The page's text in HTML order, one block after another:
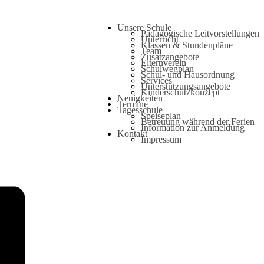
Unsere Schule
Pädagogische Leitvorstellungen
Unterricht
Klassen & Stundenpläne
Team
Zusatzangebote
Elternverein
Schulwegplan
Schul- und Hausordnung
Services
Unterstützungsangebote
Kinderschutzkonzept
Neuigkeiten
Termine
Tagesschule
Speiseplan
Betreuung während der Ferien
Information zur Anmeldung
Kontakt
Impressum